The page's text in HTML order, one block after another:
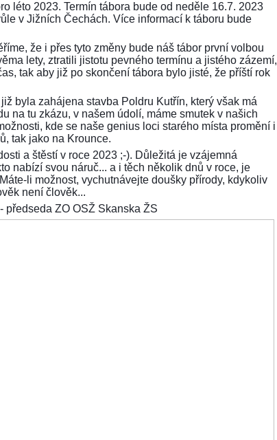
léto 2023. Termín tábora bude od neděle 16.7. 2023
v Jižních Čechách. Více informací k táboru bude
že i přes tyto změny bude náš tábor první volbou
lety, ztratili jistotu pevného termínu a jistého zázemí,
tak aby již po skončení tábora bylo jisté, že příští rok
byla zahájena stavba Poldru Kutřín, který však má
na tu zkázu, v našem údolí, máme smutek v našich
kde se naše genius loci starého místa promění i
tak jako na Krounce.
a štěstí v roce 2023 ;-). Důležitá je vzájemná
nabízí svou náruč... a i těch několik dnů v roce, je
li možnost, vychutnávejte doušky přírody, kdykoliv
není člověk...
předseda ZO OSŽ Skanska ŽS